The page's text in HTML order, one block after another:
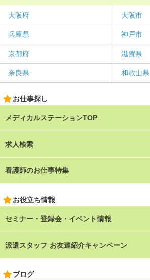
大阪府 大阪市
兵庫県 神戸市
京都府 滋賀県
奈良県 和歌山県
お仕事探し
メディカルステーションTOP
求人検索
看護師のお仕事特集
お役立ち情報
セミナー・登録会・イベント情報
派遣スタッフ お友達紹介キャンペーン
ブログ